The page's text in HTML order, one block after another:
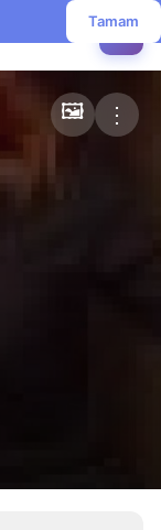
Tamam
🖼️ ⋮